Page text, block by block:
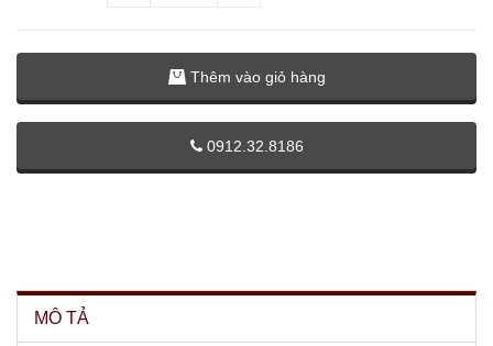
Thêm vào giỏ hàng
0912.32.8186
MÔ TẢ